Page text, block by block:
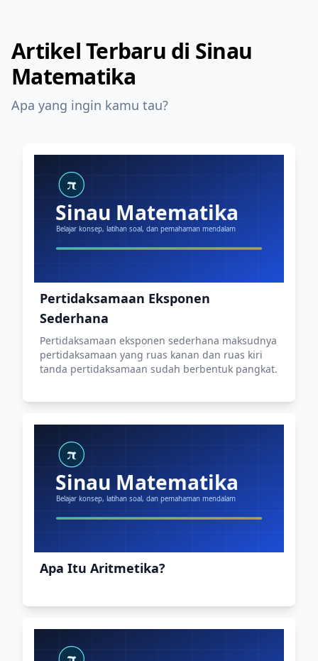
Artikel Terbaru di Sinau
Matematika
Apa yang ingin kamu tau?
Pertidaksamaan Eksponen
Sederhana
Pertidaksamaan eksponen sederhana maksudnya
pertidaksamaan yang ruas kanan dan ruas kiri
tanda pertidaksamaan sudah berbentuk pangkat.
Apa Itu Aritmetika?